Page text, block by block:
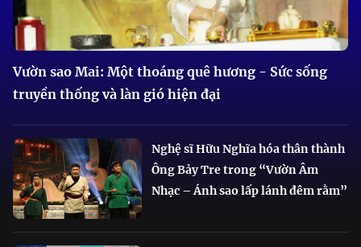
Vườn sao Mai: Một thoáng quê hương - Sức sống
truyền thống và làn gió hiện đại
Nghệ sĩ Hữu Nghĩa hóa thân thành
Ông Bảy Tre trong “Vườn Âm
Nhạc – Ánh sao lấp lánh đêm rằm”